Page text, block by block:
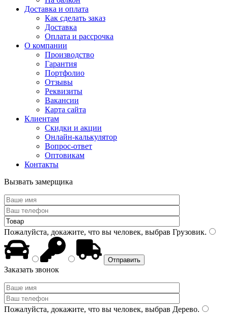
Доставка и оплата
Как сделать заказ
Доставка
Оплата и рассрочка
О компании
Производство
Гарантия
Портфолио
Отзывы
Реквизиты
Вакансии
Карта сайта
Клиентам
Скидки и акции
Онлайн-калькулятор
Вопрос-ответ
Оптовикам
Контакты
Вызвать замерщика
Пожалуйста, докажите, что вы человек, выбрав Грузовик.
Заказать звонок
Пожалуйста, докажите, что вы человек, выбрав Дерево.